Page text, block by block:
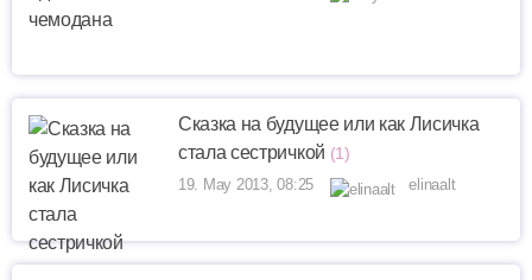
Сказка на будущее или как Лисичка
стала сестричкой (1)
19. May 2013, 08:25 elinaalt